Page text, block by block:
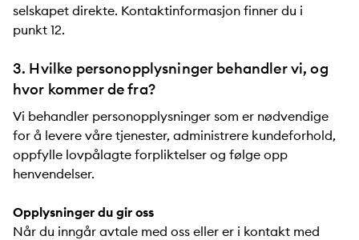
selskapet direkte. Kontaktinformasjon finner du i
punkt 12.
3. Hvilke personopplysninger behandler vi, og
hvor kommer de fra?
Vi behandler personopplysninger som er nødvendige
for å levere våre tjenester, administrere kundeforhold,
oppfylle lovpålagte forpliktelser og følge opp
henvendelser.
Opplysninger du gir oss
Når du inngår avtale med oss eller er i kontakt med